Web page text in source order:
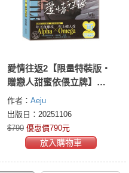
愛情往返2【限量特裝版・
贈戀人甜蜜依偎立牌】
（韓國網漫百萬人氣ABO
作，無聖光火辣開車！）
作者： Aeju
出版日：20251106
$790 優惠價790元
放入購物車